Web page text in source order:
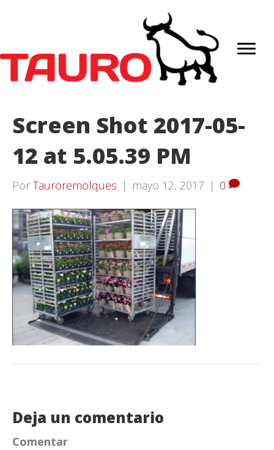
Screen Shot 2017-05-
12 at 5.05.39 PM
Por Tauroremolques | mayo 12, 2017 | 0
Deja un comentario
Comentar